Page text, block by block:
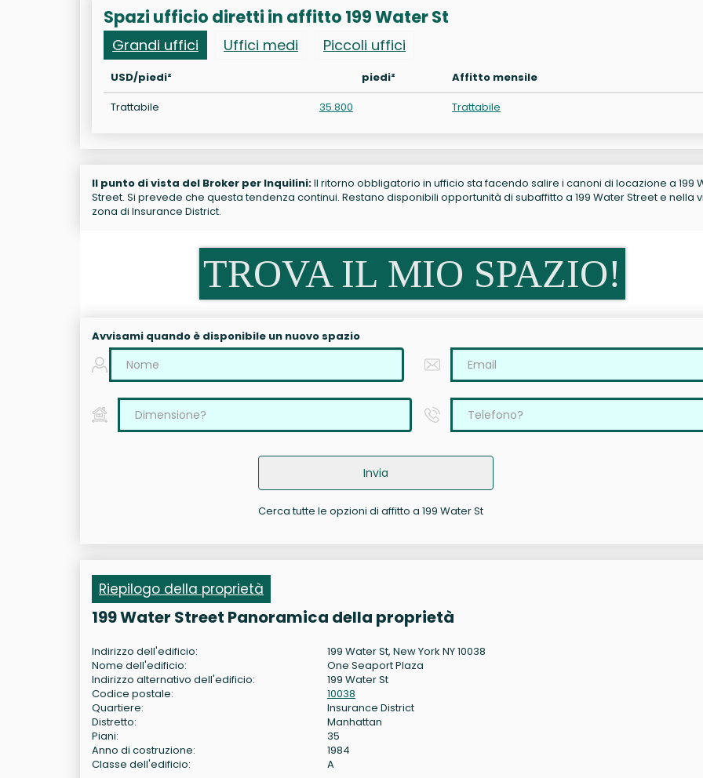
Spazi ufficio diretti in affitto 199 Water St
Grandi uffici Uffici medi Piccoli uffici
USD/piedi² piedi²
Affitto mensile
Trattabile
35.800 Trattabile
Il punto di vista del Broker per Inquilini:Il ritorno obbligatorio in ufficio sta facendo salire i canoni di locazione a 199
Street. Si prevede che questa tendenza continui. Restano disponibili opportunità di subaffitto a 199 Water Street e nella
zona di Insurance District.
TROVA IL MIO SPAZIO!
Avvisami quando è disponibile un nuovo spazio
Invia
Cerca tutte le opzioni di affitto a 199 Water St
Riepilogo della proprietà
199 Water Street Panoramica della proprietà
Indirizzo dell'edificio:
199 Water St, New York NY 10038
Nome dell'edificio:
One Seaport Plaza
Indirizzo alternativo dell'edificio:
199 Water St
Codice postale:
10038
Quartiere:
Insurance District
Distretto:
Manhattan
Piani:
35
Anno di costruzione:
1984
Classe dell'edificio:
A